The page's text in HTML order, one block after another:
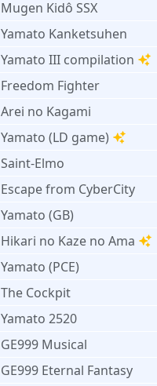
Mugen Kidô SSX
Yamato Kanketsuhen
Yamato III compilation
Freedom Fighter
Arei no Kagami
Yamato (LD game)
Saint-Elmo
Escape from CyberCity
Yamato (GB)
Hikari no Kaze no Ama
Yamato (PCE)
The Cockpit
Yamato 2520
GE999 Musical
GE999 Eternal Fantasy